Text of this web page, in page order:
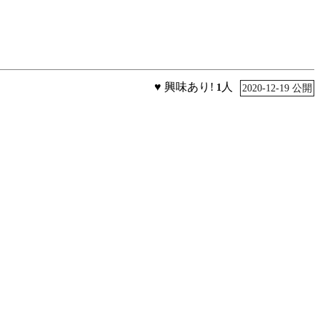
2020-12-19 公開
♥ 興味あり! 1 人